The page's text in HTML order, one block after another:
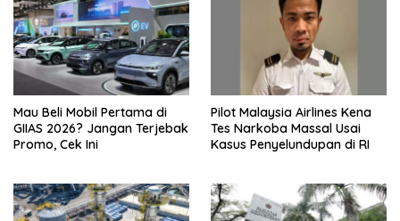
Mau Beli Mobil Pertama di
GIIAS 2026? Jangan Terjebak
Promo, Cek Ini
Pilot Malaysia Airlines Kena
Tes Narkoba Massal Usai
Kasus Penyelundupan di RI